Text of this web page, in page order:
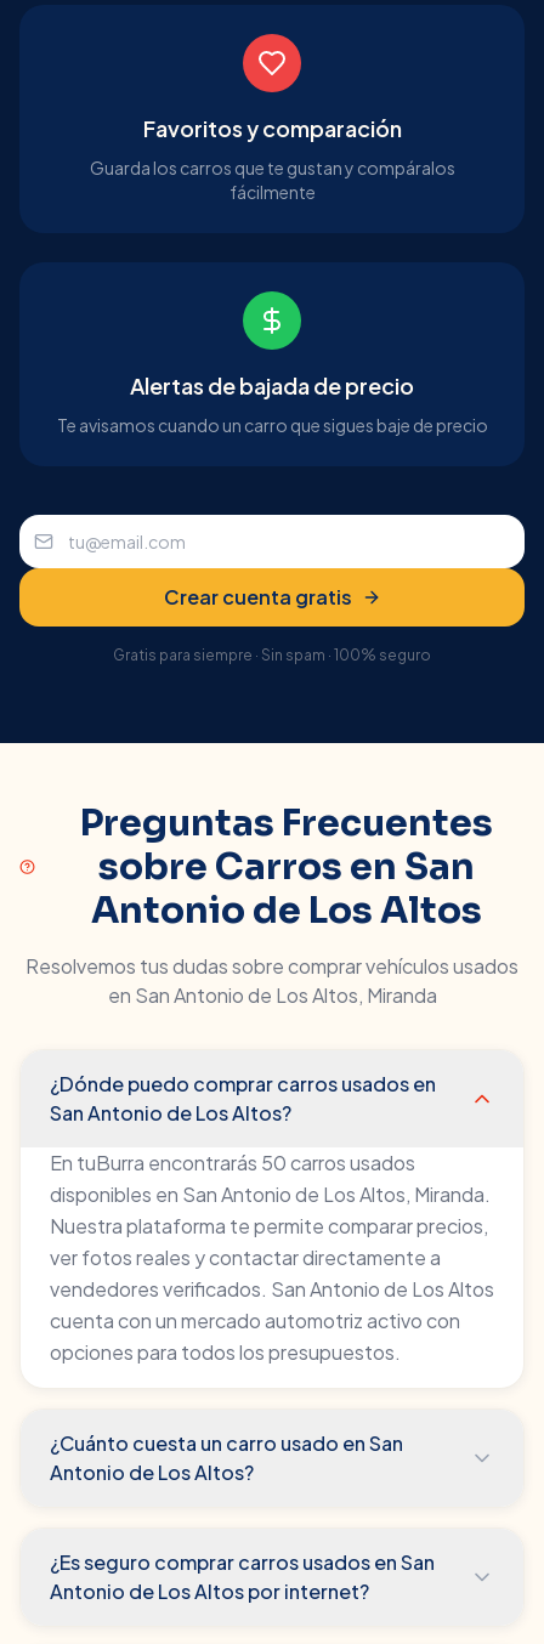
Favoritos y comparación
Guarda los carros que te gustan y compáralos
fácilmente
Alertas de bajada de precio
Te avisamos cuando un carro que sigues baje de precio
Crear cuenta gratis
Gratis para siempre · Sin spam · 100% seguro
Preguntas Frecuentes
sobre Carros en San
Antonio de Los Altos
Resolvemos tus dudas sobre comprar vehículos usados
en San Antonio de Los Altos, Miranda
¿Dónde puedo comprar carros usados en
San Antonio de Los Altos?
En tuBurra encontrarás 50 carros usados
disponibles en San Antonio de Los Altos, Miranda.
Nuestra plataforma te permite comparar precios,
ver fotos reales y contactar directamente a
vendedores verificados. San Antonio de Los Altos
cuenta con un mercado automotriz activo con
opciones para todos los presupuestos.
¿Cuánto cuesta un carro usado en San
Antonio de Los Altos?
¿Es seguro comprar carros usados en San
Antonio de Los Altos por internet?